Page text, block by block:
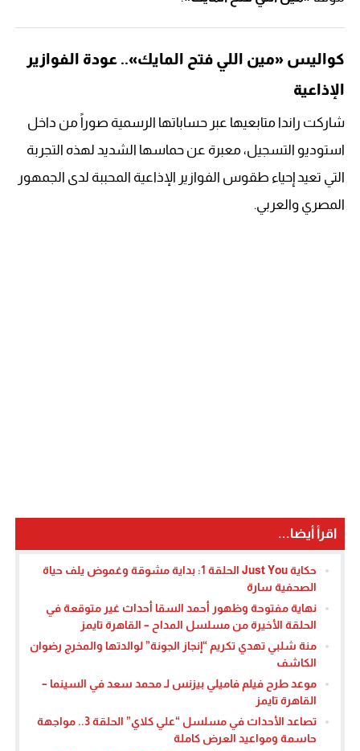
كواليس «مين اللي فتح المايك».. عودة الفوازير
الإذاعية
شاركت راندا متابعيها عبر حساباتها الرسمية صوراً من داخل
استوديو التسجيل، معبرة عن حماسها الشديد لهذه التجربة
التي تعيد إحياء طقوس الفوازير الإذاعية المحببة لدى الجمهور
المصري والعربي.
اقرأ أيضا...
حكاية Just You الحلقة 1: بداية مشوقة وغموض يلف حياة
الصحفية سارة
نهاية مفتوحة وظهور أحمد السقا أحداث غير متوقعة في
الحلقة الأخيرة من مسلسل المداح – القاهرة تايمز
منة شلبي تهدي تكريم “إنجاز الجونة” لوالدتها والمخرج رضوان
الكاشف
موعد طرح فيلم فاميلي بيزنس لـ محمد سعد في السينما –
القاهرة تايمز
تصاعد الأحداث في مسلسل “علي كلاي” الحلقة 3.. مواجهة
حاسمة ومواعيد العرض كاملة